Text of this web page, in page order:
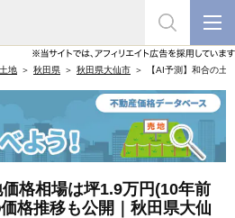
土地 秋田県 秋田県大仙市 【AI予測】和合の
価格相場は坪1.9万円(10年前
格推移も公開｜秋田県大仙